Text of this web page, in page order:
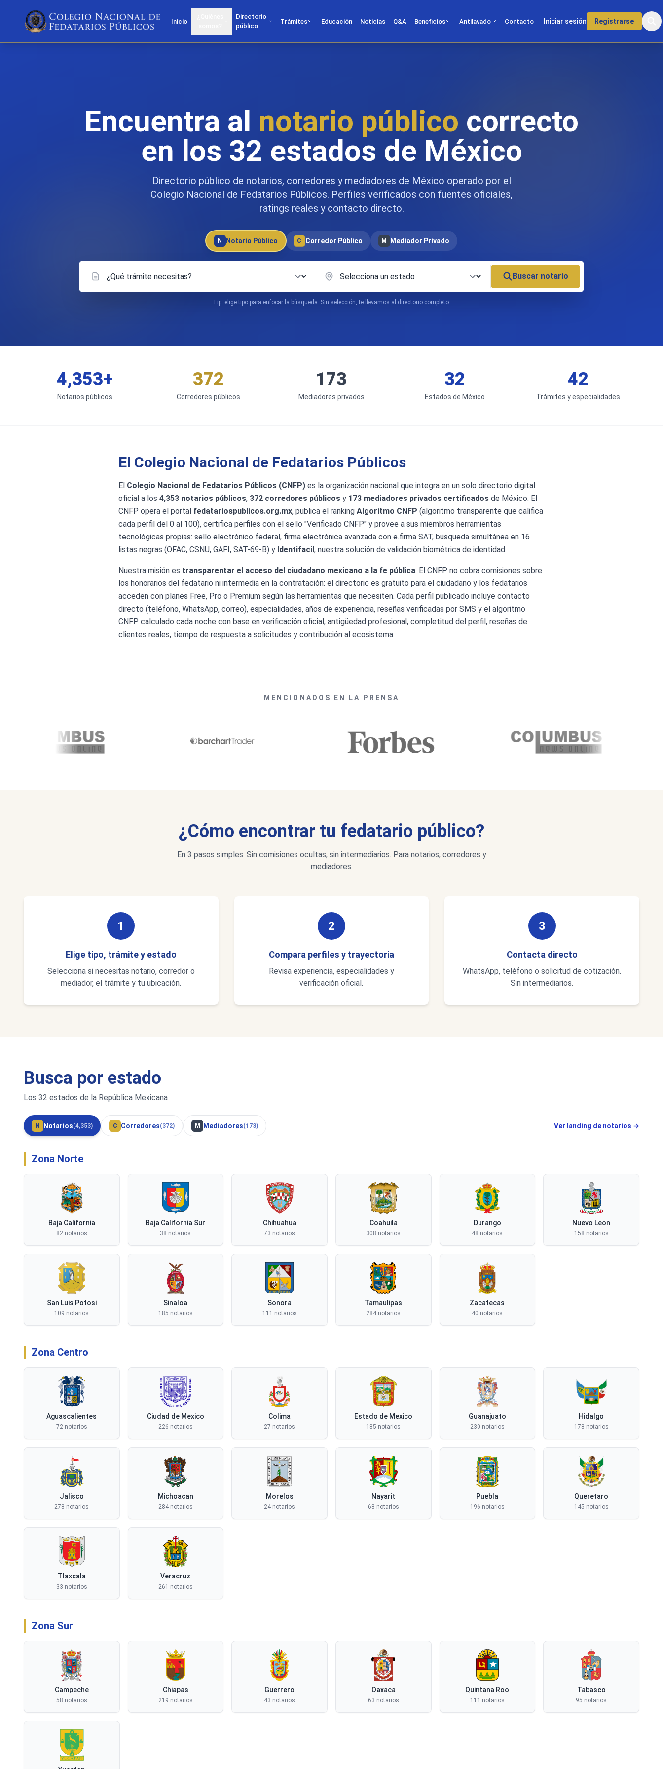
Inicio
Directorio
público
Trámites Educación Noticias Q&A Beneficios Antilavado Contacto Iniciar sesión Registrarse
Encuentra al notario público correcto
en los 32 estados de México
Directorio público de notarios, corredores y mediadores de México operado por el
Colegio Nacional de Fedatarios Públicos. Perfiles verificados con fuentes oficiales,
ratings reales y contacto directo.
N Notario Público C Corredor Público M Mediador Privado
Trámite
Estado
Buscar notario
Tip: elige tipo para enfocar la búsqueda. Sin selección, te llevamos al directorio completo.
4,353+
Notarios públicos
372
Corredores públicos
173
Mediadores privados
32
Estados de México
42
Trámites y especialidades
El Colegio Nacional de Fedatarios Públicos
El Colegio Nacional de Fedatarios Públicos (CNFP) es la organización nacional que integra en un solo directorio digital
oficial a los 4,353 notarios públicos, 372 corredores públicos y 173 mediadores privados certificados de México. El
CNFP opera el portal fedatariospublicos.org.mx, publica el ranking Algoritmo CNFP (algoritmo transparente que califica
cada perfil del 0 al 100), certifica perfiles con el sello "Verificado CNFP" y provee a sus miembros herramientas
tecnológicas propias: sello electrónico federal, firma electrónica avanzada con e.firma SAT, búsqueda simultánea en 16
listas negras (OFAC, CSNU, GAFI, SAT-69-B) y Identifacil, nuestra solución de validación biométrica de identidad.
Nuestra misión es transparentar el acceso del ciudadano mexicano a la fe pública. El CNFP no cobra comisiones sobre
los honorarios del fedatario ni intermedia en la contratación: el directorio es gratuito para el ciudadano y los fedatarios
acceden con planes Free, Pro o Premium según las herramientas que necesiten. Cada perfil publicado incluye contacto
directo (teléfono, WhatsApp, correo), especialidades, años de experiencia, reseñas verificadas por SMS y el algoritmo
CNFP calculado cada noche con base en verificación oficial, antigüedad profesional, completitud del perfil, reseñas de
clientes reales, tiempo de respuesta a solicitudes y contribución al ecosistema.
MENCIONADOS EN LA PRENSA
¿Cómo encontrar tu fedatario público?
En 3 pasos simples. Sin comisiones ocultas, sin intermediarios. Para notarios, corredores y
mediadores.
1
Elige tipo, trámite y estado
Selecciona si necesitas notario, corredor o
mediador, el trámite y tu ubicación.
2
Compara perfiles y trayectoria
Revisa experiencia, especialidades y
verificación oficial.
3
Contacta directo
WhatsApp, teléfono o solicitud de cotización.
Sin intermediarios.
Busca por estado
Los 32 estados de la República Mexicana
N Notarios(4,353) C Corredores(372) M Mediadores(173) Ver landing de notarios →
Zona Norte
Baja California
82 notarios
Baja California Sur
38 notarios
Chihuahua
73 notarios
Coahuila
308 notarios
Durango
48 notarios
Nuevo Leon
158 notarios
San Luis Potosi
109 notarios
Sinaloa
185 notarios
Sonora
111 notarios
Tamaulipas
284 notarios
Zacatecas
40 notarios
Zona Centro
Aguascalientes
72 notarios
Ciudad de Mexico
226 notarios
Colima
27 notarios
Estado de Mexico
185 notarios
Guanajuato
230 notarios
Hidalgo
178 notarios
Jalisco
278 notarios
Michoacan
284 notarios
Morelos
24 notarios
Nayarit
68 notarios
Puebla
196 notarios
Queretaro
145 notarios
Tlaxcala
33 notarios
Veracruz
261 notarios
Zona Sur
Campeche
58 notarios
Chiapas
219 notarios
Guerrero
43 notarios
Oaxaca
63 notarios
Quintana Roo
111 notarios
Tabasco
95 notarios